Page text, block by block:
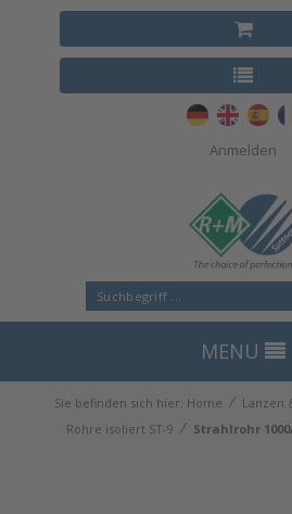
Anmelden
MENU
Sie befinden sich hier: Home ⁄ Lanzen
Rohre isoliert ST-9 ⁄ Strahlrohr